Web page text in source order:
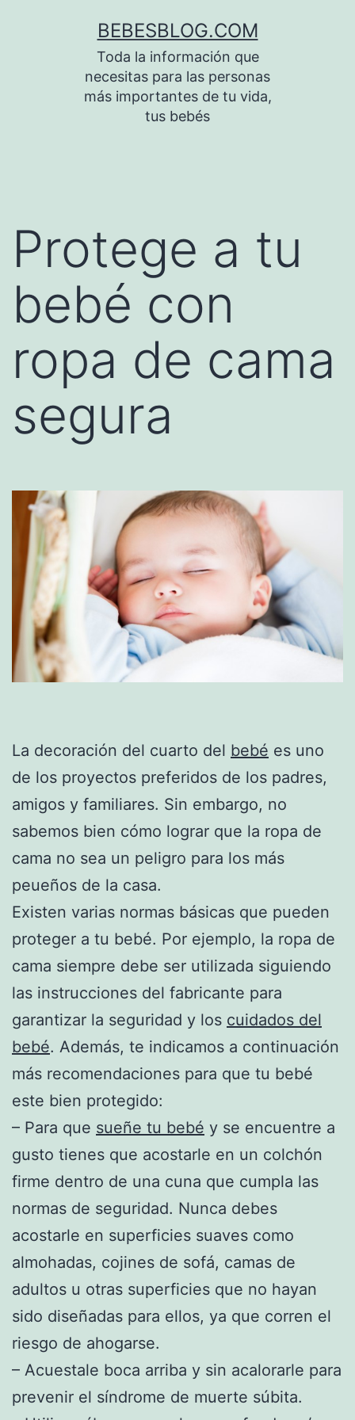
BEBESBLOG.COM
Toda la información que
necesitas para las personas
más importantes de tu vida,
tus bebés
Protege a tu
bebé con
ropa de cama
segura
La decoración del cuarto del bebé es uno
de los proyectos preferidos de los padres,
amigos y familiares. Sin embargo, no
sabemos bien cómo lograr que la ropa de
cama no sea un peligro para los más
peueños de la casa.
Existen varias normas básicas que pueden
proteger a tu bebé. Por ejemplo, la ropa de
cama siempre debe ser utilizada siguiendo
las instrucciones del fabricante para
garantizar la seguridad y los cuidados del
bebé. Además, te indicamos a continuación
más recomendaciones para que tu bebé
este bien protegido:
– Para que sueñe tu bebé y se encuentre a
gusto tienes que acostarle en un colchón
firme dentro de una cuna que cumpla las
normas de seguridad. Nunca debes
acostarle en superficies suaves como
almohadas, cojines de sofá, camas de
adultos u otras superficies que no hayan
sido diseñadas para ellos, ya que corren el
riesgo de ahogarse.
– Acuestale boca arriba y sin acalorarle para
prevenir el síndrome de muerte súbita.